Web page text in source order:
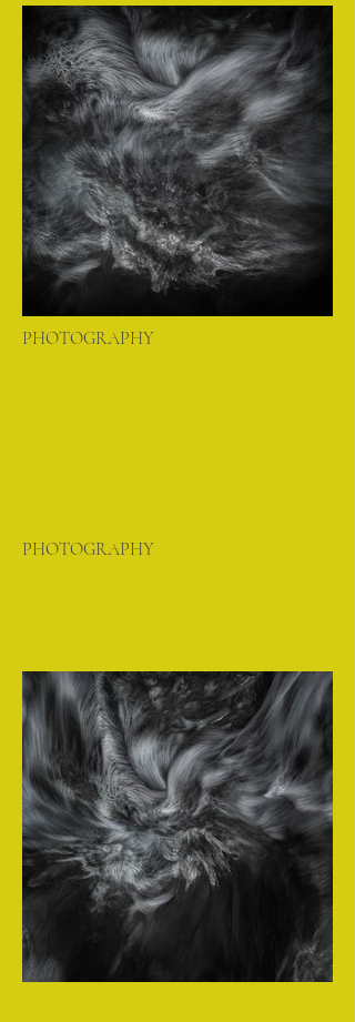
PHOTOGRAPHY
PHOTOGRAPHY